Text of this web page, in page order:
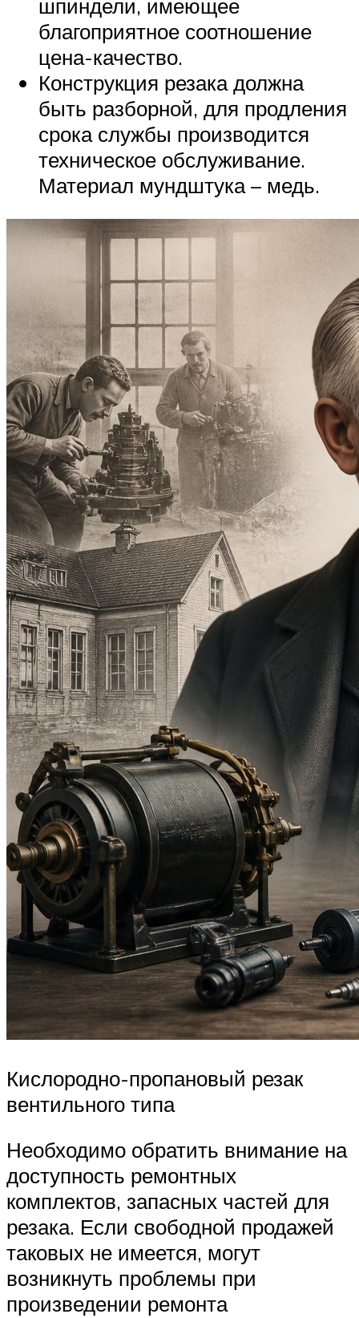
шпиндели, имеющее
благоприятное соотношение
цена-качество.
Конструкция резака должна
быть разборной, для продления
срока службы производится
техническое обслуживание.
Материал мундштука – медь.
Кислородно-пропановый резак
вентильного типа
Необходимо обратить внимание на
доступность ремонтных
комплектов, запасных частей для
резака. Если свободной продажей
таковых не имеется, могут
возникнуть проблемы при
произведении ремонта